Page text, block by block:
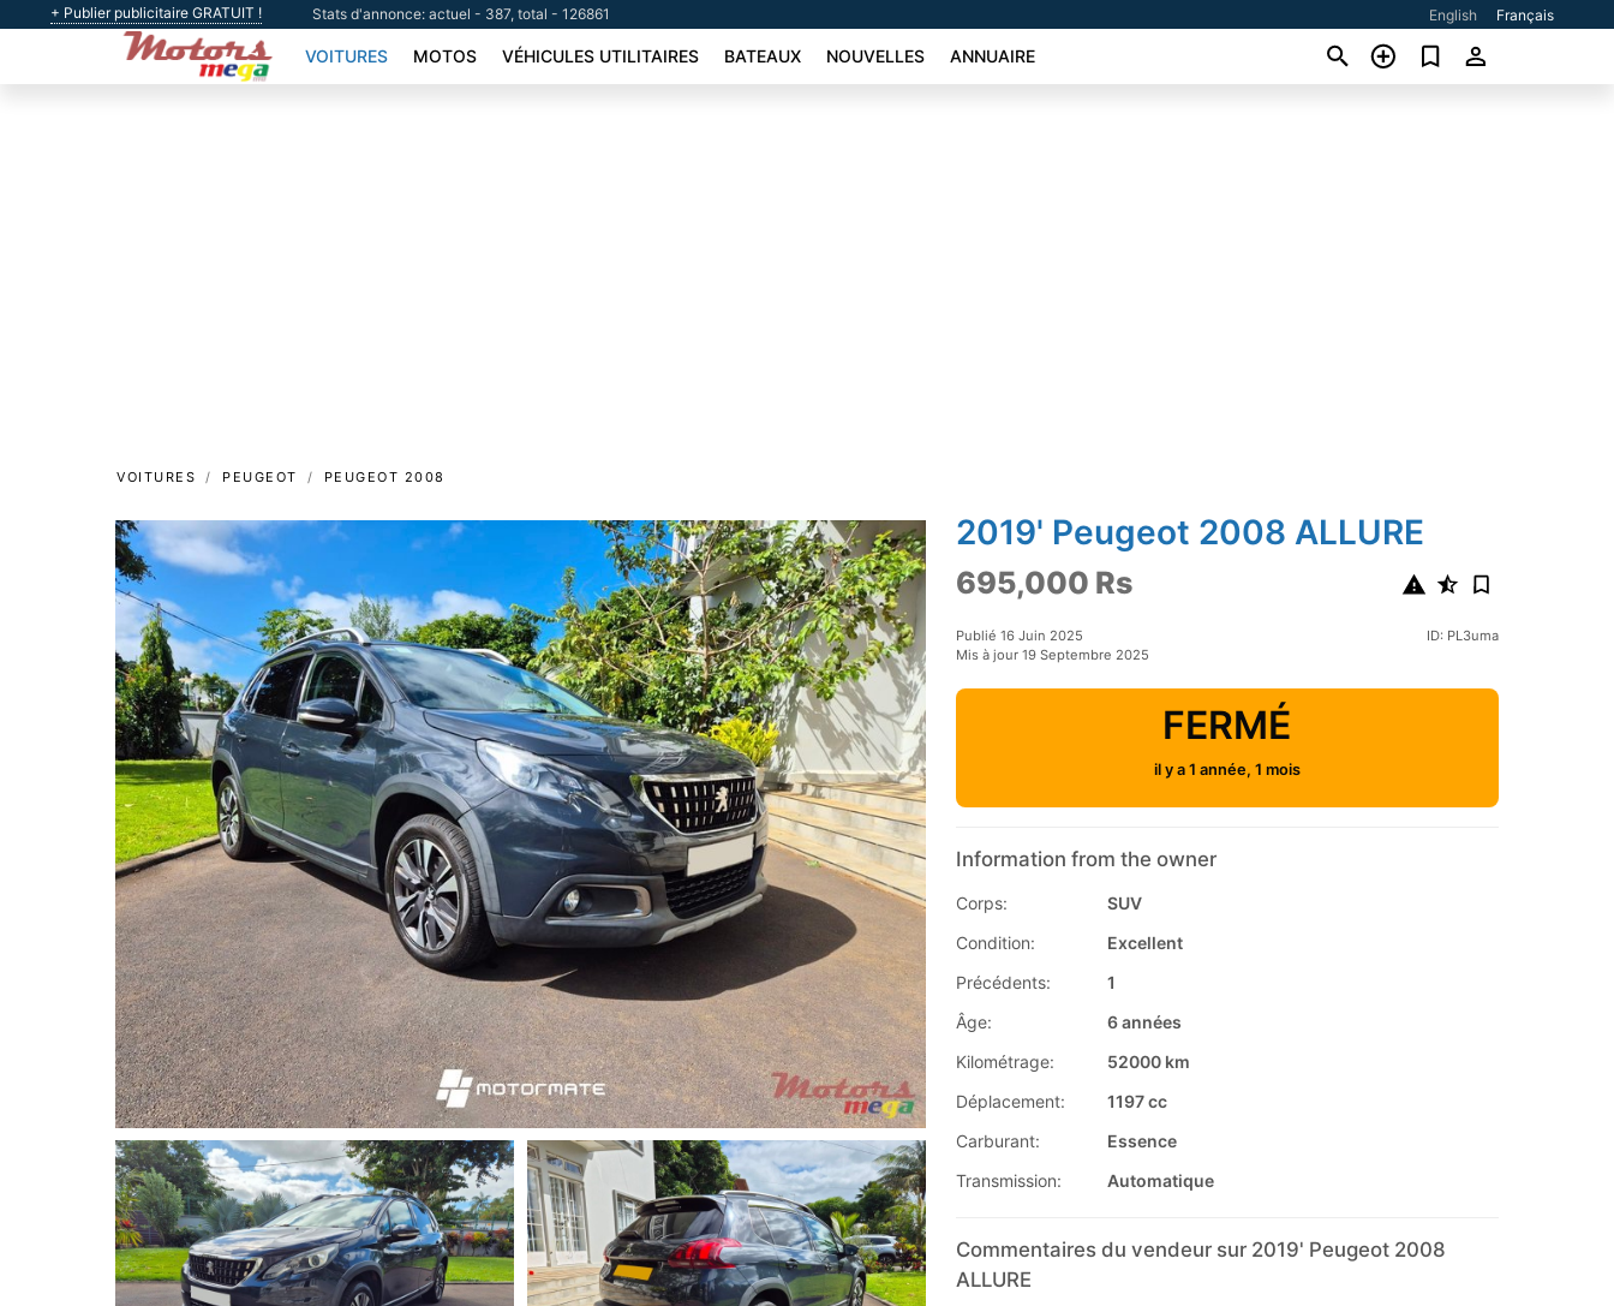
+ Publier publicitaire GRATUIT ! Stats d'annonce: actuel - 387, total - 126861 English Français
VOITURES MOTOS VÉHICULES UTILITAIRES BATEAUX NOUVELLES ANNUAIRE
VOITURES PEUGEOT PEUGEOT 2008
2019' Peugeot 2008 ALLURE
695,000 Rs
Publié 16 Juin 2025
Mis à jour 19 Septembre 2025
ID: PL3uma
FERMÉ
il y a 1 année, 1 mois
Information from the owner
Corps:
SUV
Condition:
Excellent
Précédents:
1
Âge:
6 années
Kilométrage:
52000 km
Déplacement:
1197 cc
Carburant:
Essence
Transmission:
Automatique
Commentaires du vendeur sur 2019' Peugeot 2008
ALLURE